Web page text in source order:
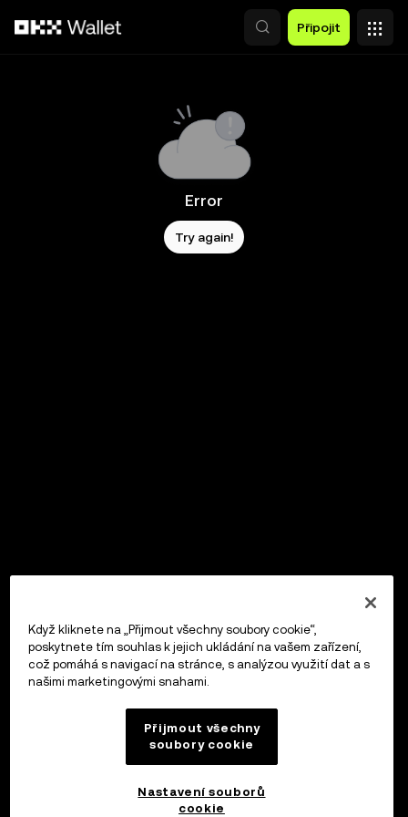
Připojit
Error
Try again!
Když kliknete na „Přijmout všechny soubory cookie“,
poskytnete tím souhlas k jejich ukládání na vašem zařízení,
což pomáhá s navigací na stránce, s analýzou využití dat a s
našimi marketingovými snahami.
Přijmout všechny
soubory cookie
Nastavení souborů
cookie